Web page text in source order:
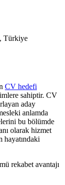
Türkiye
CV hedefi
sahiptir. CV
aday
anlamda
bu bölümde
olarak hizmet
hayatındaki
rekabet avantajı